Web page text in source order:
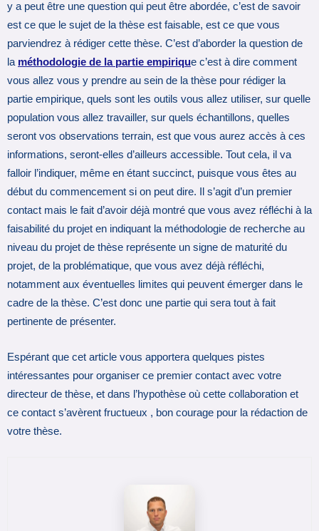
y a peut être une question qui peut être abordée, c’est de savoir
est ce que le sujet de la thèse est faisable, est ce que vous
parviendrez à rédiger cette thèse. C’est d’aborder la question de
la méthodologie de la partie empirique c’est à dire comment
vous allez vous y prendre au sein de la thèse pour rédiger la
partie empirique, quels sont les outils vous allez utiliser, sur quelle
population vous allez travailler, sur quels échantillons, quelles
seront vos observations terrain, est que vous aurez accès à ces
informations, seront-elles d’ailleurs accessible. Tout cela, il va
falloir l’indiquer, même en étant succinct, puisque vous êtes au
début du commencement si on peut dire. Il s’agit d’un premier
contact mais le fait d’avoir déjà montré que vous avez réfléchi à la
faisabilité du projet en indiquant la méthodologie de recherche au
niveau du projet de thèse représente un signe de maturité du
projet, de la problématique, que vous avez déjà réfléchi,
notamment aux éventuelles limites qui peuvent émerger dans le
cadre de la thèse. C’est donc une partie qui sera tout à fait
pertinente de présenter.
Espérant que cet article vous apportera quelques pistes
intéressantes pour organiser ce premier contact avec votre
directeur de thèse, et dans l’hypothèse où cette collaboration et
ce contact s’avèrent fructueux , bon courage pour la rédaction de
votre thèse.